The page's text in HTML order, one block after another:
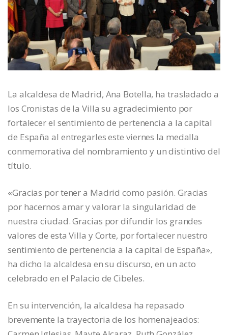
La alcaldesa de Madrid, Ana Botella, ha trasladado a
los Cronistas de la Villa su agradecimiento por
fortalecer el sentimiento de pertenencia a la capital
de España al entregarles este viernes la medalla
conmemorativa del nombramiento y un distintivo del
título.
«Gracias por tener a Madrid como pasión. Gracias
por hacernos amar y valorar la singularidad de
nuestra ciudad. Gracias por difundir los grandes
valores de esta Villa y Corte, por fortalecer nuestro
sentimiento de pertenencia a la capital de España»,
ha dicho la alcaldesa en su discurso, en un acto
celebrado en el Palacio de Cibeles.
En su intervención, la alcaldesa ha repasado
brevemente la trayectoria de los homenajeados: